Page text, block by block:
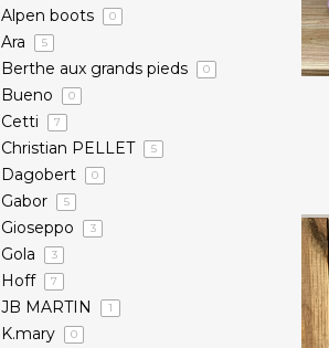
Alpen boots 0
Ara 5
Berthe aux grands pieds 0
Bueno 0
Cetti 7
Christian PELLET 5
Dagobert 0
Gabor 5
Gioseppo 3
Gola 3
Hoff 7
JB MARTIN 1
K.mary 0